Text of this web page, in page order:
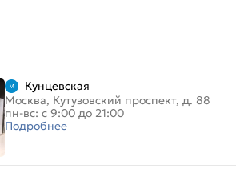
Кунцевская
Москва, Кутузовский проспект, д. 88
пн-вс: с 9:00 до 21:00
Подробнее